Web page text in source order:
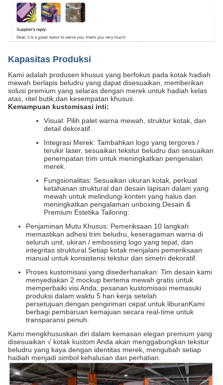
Kapasitas Produksi
Kami adalah produsen khusus yang berfokus pada kotak hadiah
mewah berlapis beludru yang dapat disesuaikan, memberikan
solusi premium yang selaras dengan merek untuk hadiah kelas
atas, ritel butik,dan kesempatan khusus.
Kemampuan kustomisasi inti:
Visual: Pilih palet warna mewah, struktur kotak, dan
detail dekoratif.
Integrasi Merek: Tambahkan logo yang tergores /
terukir laser, sesuaikan tekstur beludru dan sesuaikan
penempatan trim untuk meningkatkan pengenalan
merek.
Fungsionalitas: Sesuaikan ukuran kotak, perkuat
ketahanan struktural dan desain lapisan dalam yang
mewah untuk melindungi konten yang halus dan
meningkatkan pengalaman unboxing.Desain &
Premium Estetika Tailoring:
Penjaminan Mutu Khusus: Pemeriksaan 10 langkah
memastikan adhesi trim beludru, keseragaman warna di
seluruh unit, ukiran / embossing logo yang tepat, dan
integritas struktural.Setiap kotak menjalani pemeriksaan
manual untuk konsistensi tekstur dan simetri dekoratif.
Proses kustomisasi yang disederhanakan: Tim desain kami
menyediakan 2 mockup bertema mewah gratis untuk
memperbaiki visi Anda; pesanan kustomisasi memasuki
produksi dalam waktu 5 hari kerja setelah
persetujuan,dengan pengiriman cepat untuk liburanKami
berbagi pembaruan kemajuan secara real-time untuk
transparansi penuh.
Kami mengkhususkan diri dalam kemasan elegan premium yang
disesuaikan √ kotak kustom Anda akan menggabungkan tekstur
beludru yang kaya dengan identitas merek, mengubah setiap
hadiah menjadi simbol kehalusan dan perhatian.